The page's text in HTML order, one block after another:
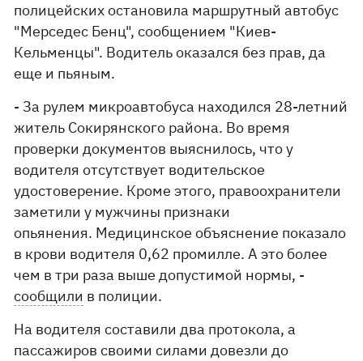
полицейских остановила маршрутный автобус
"Мерседес Бенц", сообщением "Киев-
Кельменцы". Водитель оказался без прав, да
еще и пьяным.
- За рулем микроавтобуса находился 28-летний
житель Сокирянского района. Во время
проверки документов выяснилось, что у
водителя отсутствует водительское
удостоверение. Кроме этого, правоохранители
заметили у мужчины признаки
опьянения. Медицинское объяснение показало
в крови водителя 0,62 промилле. А это более
чем в три раза выше допустимой нормы, -
сообщили в полиции.
На водителя составили два протокола, а
пассажиров своими силами довезли до